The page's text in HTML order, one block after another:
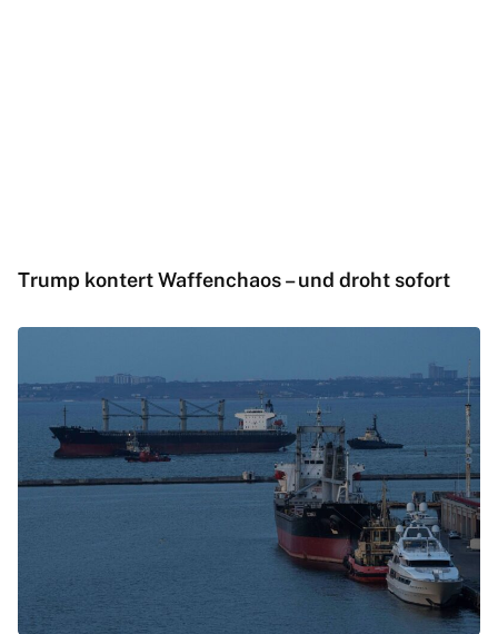
Trump kontert Waffenchaos – und droht sofort